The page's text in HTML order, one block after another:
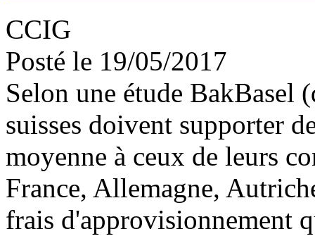
CCIG
Posté le 19/05/2017
Selon une étude BakBasel
suisses doivent supporter
moyenne à ceux de leurs
France, Allemagne,
frais d'approvisionnement